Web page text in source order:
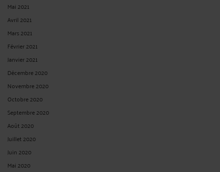
Mai 2021
Avril 2021
Mars 2021
Février 2021
Janvier 2021
Décembre 2020
Novembre 2020
Octobre 2020
Septembre 2020
Août 2020
Juillet 2020
Juin 2020
Mai 2020